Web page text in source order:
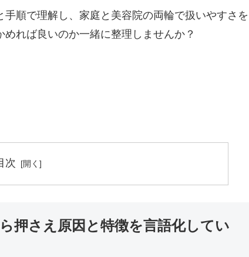
順で理解し、家庭と美容院の両輪で扱いやすさを
れば良いのか一緒に整理しませんか？
次
押さえ原因と特徴を言語化してい